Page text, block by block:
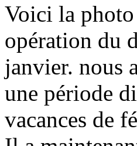
Voici la photo
opération du
janvier. nous
une période
vacances de